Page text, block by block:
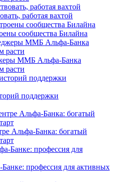
работая вахтой
сообщества Билайна
ММБ Альфа-Банка
расти
поддержки
Альфа-Банка: богатый
профессия для активных